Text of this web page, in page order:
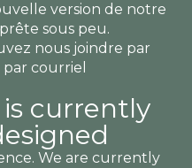
version de notre
sous peu.
nous joindre par
courriel
currently
We are currently